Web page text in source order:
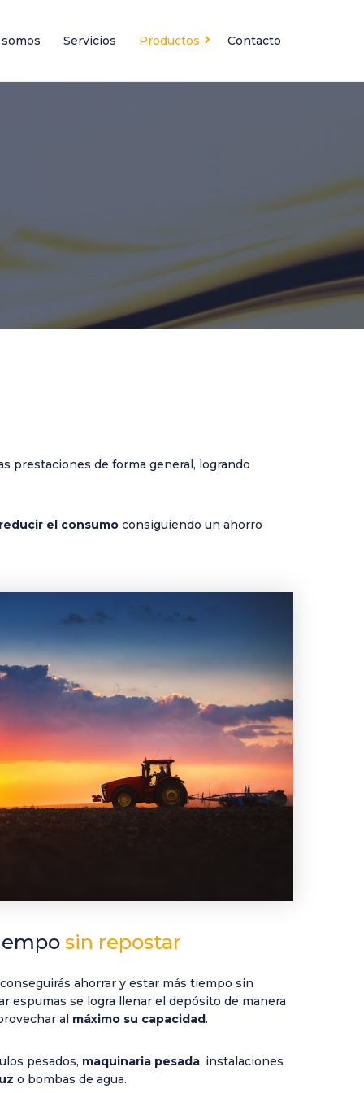
Servicios Productos Contacto
prestaciones de forma general, logrando
reducir el consumo consiguiendo un ahorro
sin repostar
conseguirás ahorrar y estar más tiempo sin
espumas se logra llenar el depósito de manera
al máximo su capacidad.
pesados, maquinaria pesada, instalaciones
o bombas de agua.